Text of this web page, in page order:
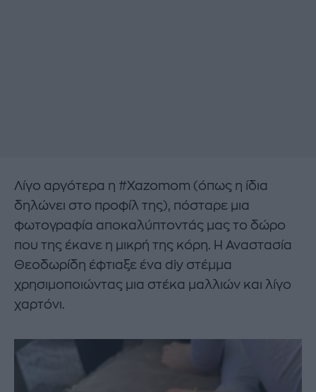
Λίγο αργότερα η #Xazomom (όπως η ίδια
δηλώνει στο προφίλ της), πόσταρε μια
φωτογραφία αποκαλύπτοντάς μας το δώρο
που της έκανε η μικρή της κόρη. Η Αναστασία
Θεοδωρίδη έφτιαξε ένα diy στέμμα
χρησιμοποιώντας μια στέκα μαλλιών και λίγο
χαρτόνι.